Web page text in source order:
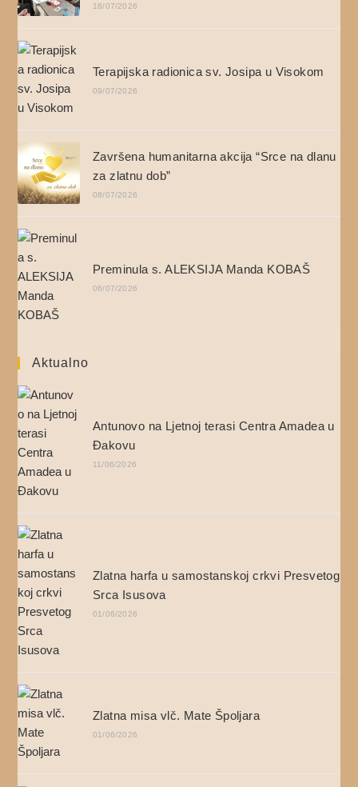
18/07/2026
Terapijska radionica sv. Josipa u Visokom
09/07/2026
Završena humanitarna akcija “Srce na dlanu
za zlatnu dob”
08/07/2026
Preminula s. ALEKSIJA Manda KOBAŠ
06/07/2026
Aktualno
Antunovo na Ljetnoj terasi Centra Amadea u
Đakovu
11/06/2026
Zlatna harfa u samostanskoj crkvi Presvetog
Srca Isusova
01/06/2026
Zlatna misa vlč. Mate Špoljara
01/06/2026